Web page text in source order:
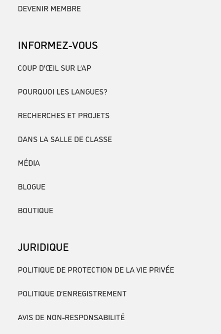
DEVENIR MEMBRE
INFORMEZ-VOUS
COUP D’ŒIL SUR L’AP
POURQUOI LES LANGUES?
RECHERCHES ET PROJETS
DANS LA SALLE DE CLASSE
MÉDIA
BLOGUE
BOUTIQUE
JURIDIQUE
POLITIQUE DE PROTECTION DE LA VIE PRIVÉE
POLITIQUE D’ENREGISTREMENT
AVIS DE NON-RESPONSABILITÉ